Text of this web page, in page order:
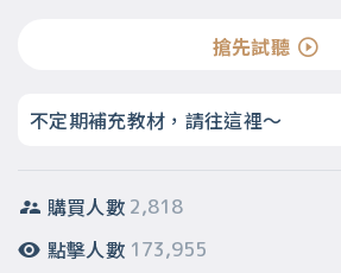
搶先試聽
不定期補充教材，請往這裡～
購買人數 2,818
點擊人數 173,955